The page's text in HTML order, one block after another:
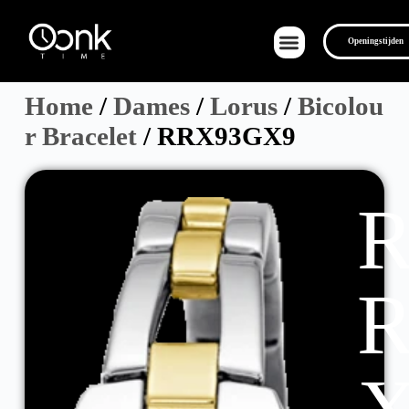
Openingstijden
Home /Dames/Lorus/Bicolou
r Bracelet/ RRX93GX9